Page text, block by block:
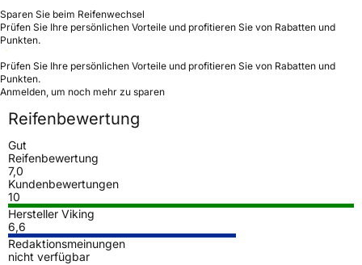
Sparen Sie beim Reifenwechsel
Prüfen Sie Ihre persönlichen Vorteile und profitieren Sie von Rabatten und
Punkten.
Prüfen Sie Ihre persönlichen Vorteile und profitieren Sie von Rabatten und
Punkten.
Anmelden, um noch mehr zu sparen
Reifenbewertung
Gut
Reifenbewertung
7,0
Kundenbewertungen
10
Hersteller Viking
6,6
Redaktionsmeinungen
nicht verfügbar